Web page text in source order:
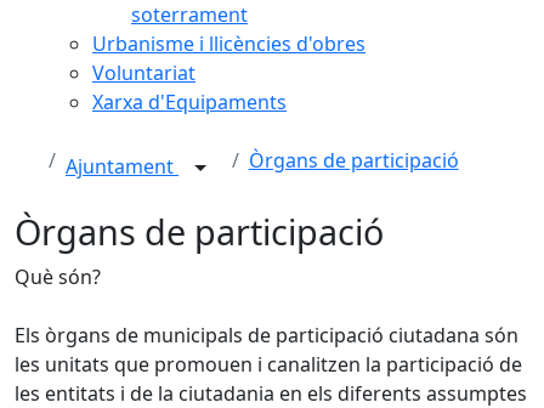
soterrament
Urbanisme i llicències d'obres
Voluntariat
Xarxa d'Equipaments
Ajuntament Òrgans de participació
Òrgans de participació
Què són?
Els òrgans de municipals de participació ciutadana són
les unitats que promouen i canalitzen la participació de
les entitats i de la ciutadania en els diferents assumptes